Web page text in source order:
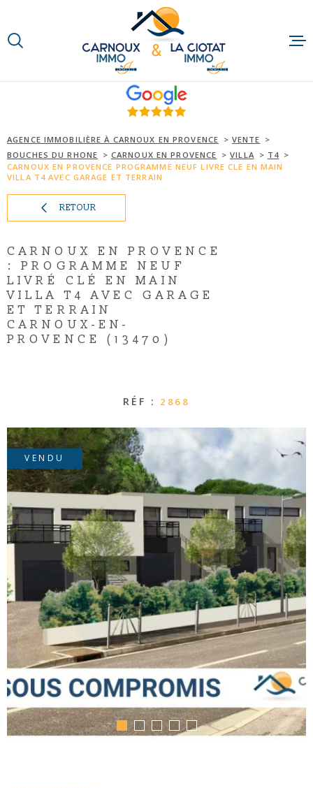
menu
contenu
NOTRE
AGENCE IMMOBILIÈRE À CARNOUX EN PROVENCE
VENTE
BOUCHES DU RHONE
CARNOUX EN PROVENCE VILLA
T4
CARNOUX EN PROVENCE PROGRAMME NEUF LIVRE CLE EN MAIN
VILLA T4 AVEC GARAGE ET TERRAIN
RETOUR
CARNOUX EN PROVENCE
: PROGRAMME NEUF
LIVRÉ CLÉ EN MAIN
VILLA T4 AVEC GARAGE
ET TERRAIN
CARNOUX-EN-
PROVENCE (13470)
RÉF : 2868
VENDU
VOTRE
RECHERCHE
TYPE
TYPE
DE
BIEN
TYPE DE BIEN
Budget
BUDGET